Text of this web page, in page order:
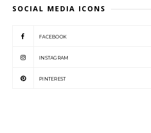
SOCIAL MEDIA ICONS
FACEBOOK
INSTAGRAM
PINTEREST